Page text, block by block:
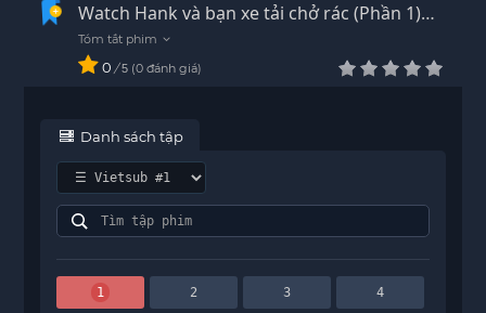
Watch Hank và bạn xe tải chở rác (Phần 1)
Vietsub - HD
0 / 5 0 đánh giá
Danh sách tập
1 2 3 4